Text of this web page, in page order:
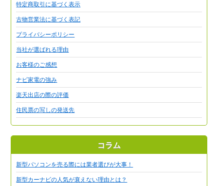
特定商取引に基づく表示
古物営業法に基づく表記
プライバシーポリシー
当社が選ばれる理由
お客様のご感想
ナビ家電の強み
楽天出店の際の評価
住民票の写しの発送先
コラム
新型パソコンを売る際には業者選びが大事！
新型カーナビの人気が衰えない理由とは？